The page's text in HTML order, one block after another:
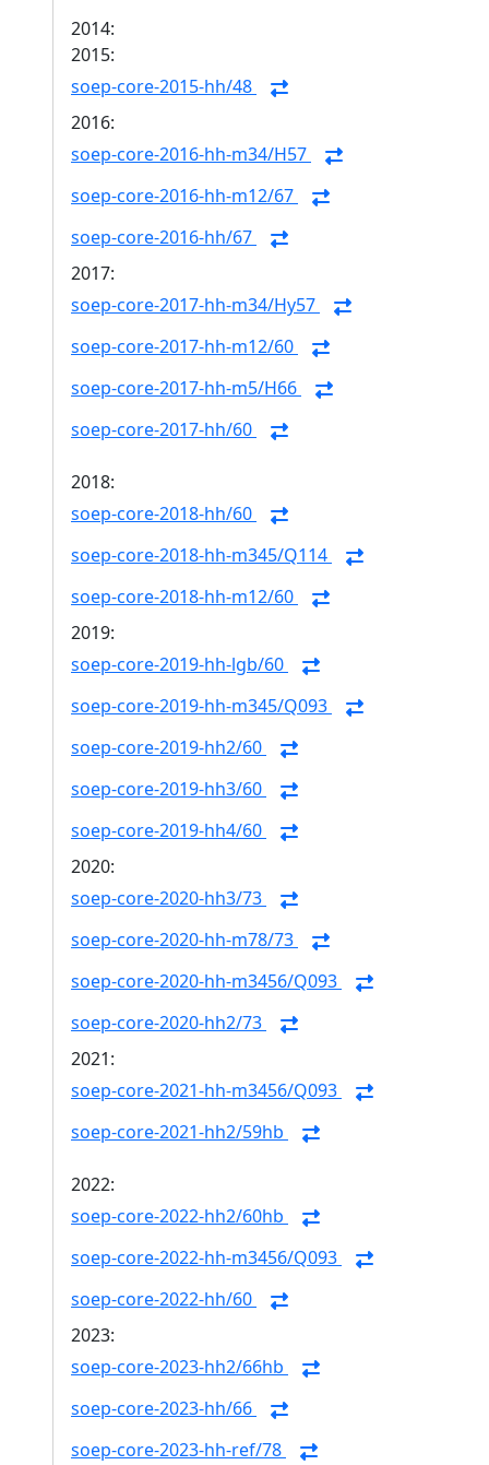
2014:
2015:
soep-core-2015-hh/48
2016:
soep-core-2016-hh-m34/H57
soep-core-2016-hh-m12/67
soep-core-2016-hh/67
2017:
soep-core-2017-hh-m34/Hy57
soep-core-2017-hh-m12/60
soep-core-2017-hh-m5/H66
soep-core-2017-hh/60
2018:
soep-core-2018-hh/60
soep-core-2018-hh-m345/Q114
soep-core-2018-hh-m12/60
2019:
soep-core-2019-hh-lgb/60
soep-core-2019-hh-m345/Q093
soep-core-2019-hh2/60
soep-core-2019-hh3/60
soep-core-2019-hh4/60
2020:
soep-core-2020-hh3/73
soep-core-2020-hh-m78/73
soep-core-2020-hh-m3456/Q093
soep-core-2020-hh2/73
2021:
soep-core-2021-hh-m3456/Q093
soep-core-2021-hh2/59hb
2022:
soep-core-2022-hh2/60hb
soep-core-2022-hh-m3456/Q093
soep-core-2022-hh/60
2023:
soep-core-2023-hh2/66hb
soep-core-2023-hh/66
soep-core-2023-hh-ref/78